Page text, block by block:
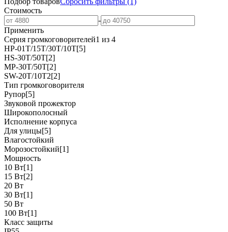
Стоимость
-
Применить
Серия громкоговорителей1 из 4
HP-01T/15T/30T/10T[5]
HS-30T/50T[2]
MP-30T/50T[2]
SW-20T/10T2[2]
Тип громкоговорителя
Рупор[5]
Звуковой прожектор
Широкополосный
Исполнение корпуса
Для улицы[5]
Влагостойкий
Морозостойкий[1]
Мощность
10 Вт[1]
15 Вт[2]
20 Вт
30 Вт[1]
50 Вт
100 Вт[1]
Класс защиты